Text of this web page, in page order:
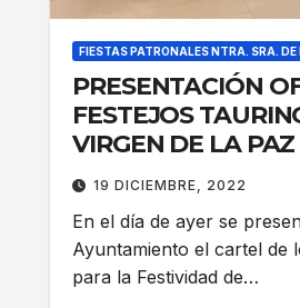
FIESTAS PATRONALES NTRA. SRA. DE
PRESENTACIÓN
FESTEJOS
VIRGEN DE LA
19 DICIEMBRE, 2022
En el día de ayer se
Ayuntamiento el cartel de
para la Festividad de…